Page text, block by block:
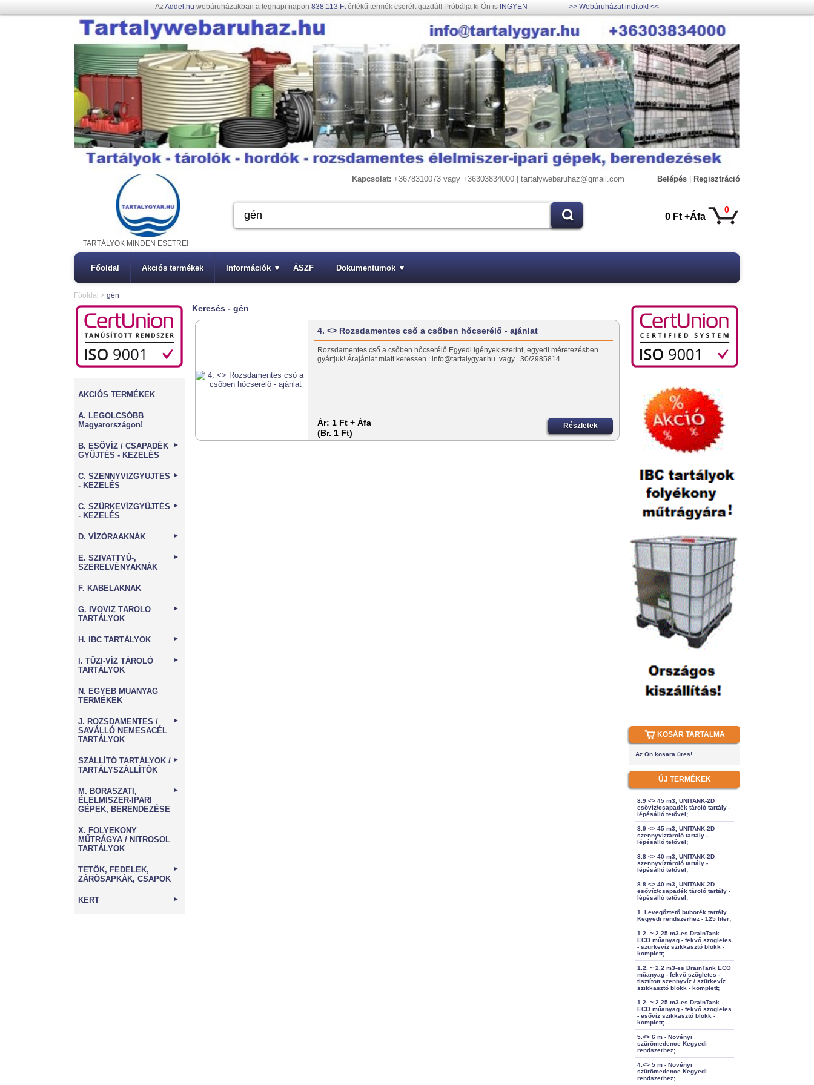
AzAddel.hu webáruházakban a tegnapi napon 838.113 Ftértékű termék cserélt gazdát! Próbálja ki Ön is INGYEN >> Webáruházat indítok! <<
Kapcsolat: +3678310073 vagy +36303834000 | tartalywebaruhaz@gmail.com Belépés Regisztráció
0
0 Ft +Áfa
TARTÁLYOK MINDEN ESETRE!
Főoldal Akciós termékek Információk ▾ ÁSZF Dokumentumok ▾
Főoldal > gén
AKCIÓS TERMÉKEK
A. LEGOLCSÓBB
Magyarországon!
B. ESŐVÍZ / CSAPADÉK
GYŰJTÉS - KEZELÉS
►
C. SZENNYVÍZGYŰJTÉS
- KEZELÉS
►
C. SZÜRKEVÍZGYŰJTÉS
- KEZELÉS
►
D. VÍZÓRAAKNÁK ►
E. SZIVATTYÚ-,
SZERELVÉNYAKNÁK
►
F. KÁBELAKNÁK
G. IVÓVÍZ TÁROLÓ
TARTÁLYOK
►
H. IBC TARTÁLYOK ►
I. TŰZI-VÍZ TÁROLÓ
TARTÁLYOK
►
N. EGYÉB MŰANYAG
TERMÉKEK
J. ROZSDAMENTES /
SAVÁLLÓ NEMESACÉL
TARTÁLYOK
►
SZÁLLÍTÓ TARTÁLYOK /
TARTÁLYSZÁLLÍTÓK
►
M. BORÁSZATI,
ÉLELMISZER-IPARI
GÉPEK, BERENDEZÉSE
►
X. FOLYÉKONY
MŰTRÁGYA / NITROSOL
TARTÁLYOK
TETŐK, FEDELEK,
ZÁRÓSAPKÁK, CSAPOK
►
KERT ►
Keresés - gén
4. <> Rozsdamentes cső a csőben hőcserélő - ajánlat
Rozsdamentes cső a csőben hőcserélő Egyedi igények szerint, egyedi méretezésben
gyártjuk! Árajánlat miatt keressen : info@tartalygyar.hu vagy 30/2985814
Ár: 1 Ft + Áfa
(Br. 1 Ft)
Részletek
KOSÁR TARTALMA
Az Ön kosara üres!
ÚJ TERMÉKEK
8.9 <> 45 m3, UNITANK-2D
esővíz/csapadék tároló tartály -
lépésálló tetővel;
8.9 <> 45 m3, UNITANK-2D
szennyvíztároló tartály -
lépésálló tetővel;
8.8 <> 40 m3, UNITANK-2D
szennyvíztároló tartály -
lépésálló tetővel;
8.8 <> 40 m3, UNITANK-2D
esővíz/csapadék tároló tartály -
lépésálló tetővel;
1. Levegőztető buborék tartály
Kegyedi rendszerhez - 125 liter;
1.2. ~ 2,25 m3-es DrainTank
ECO műanyag - fekvő szögletes
- szürkevíz szikkasztó blokk -
komplett;
1.2. ~ 2,2 m3-es DrainTank ECO
műanyag - fekvő szögletes -
tisztított szennyvíz / szürkevíz
szikkasztó blokk - komplett;
1.2. ~ 2,25 m3-es DrainTank
ECO műanyag - fekvő szögletes
- esővíz szikkasztó blokk -
komplett;
5.<> 6 m - Növényi
szűrőmedence Kegyedi
rendszerhez;
4.<> 5 m - Növényi
szűrőmedence Kegyedi
rendszerhez;